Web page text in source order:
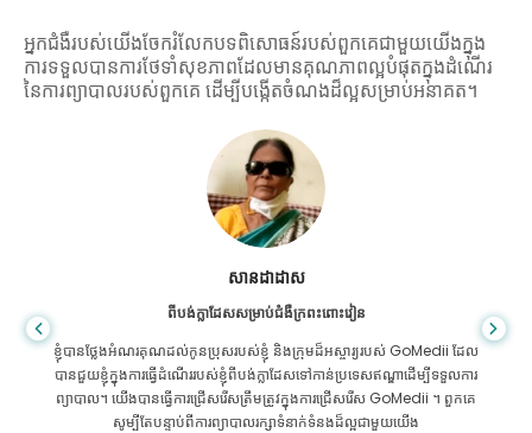
អ្នកជំងឺរបស់យើងចែករំលែកបទពិសោធន៍របស់ពួកគេជាមួយយើងក្នុង
ការទទួលបានការថែទាំសុខភាពដែលមានគុណភាពល្អបំផុតក្នុងដំណើរ
នៃការព្យាបាលរបស់ពួកគេ ដើម្បីបង្កើតចំណងដ៏ល្អសម្រាប់អនាគត។
សានដាដាស
ពីបង់ក្លាដែសសម្រាប់ជំងឺក្រពះពោះវៀន
ខ្ញុំបានថ្លែងអំណរគុណដល់កូនប្រុសរបស់ខ្ញុំ និងក្រុមដ៏អស្ចារ្យរបស់ GoMedii ដែល
បានជួយខ្ញុំក្នុងការធ្វើដំណើររបស់ខ្ញុំពីបង់ក្លាដែសទៅកាន់ប្រទេសឥណ្ឌាដើម្បីទទួលការ
ព្យាបាល។ យើងបានធ្វើការជ្រើសរើសត្រឹមត្រូវក្នុងការជ្រើសរើស GoMedii ។ ពួកគេ
សូម្បីតែបន្ទាប់ពីការព្យាបាលរក្សាទំនាក់ទំនងដ៏ល្អជាមួយយើង